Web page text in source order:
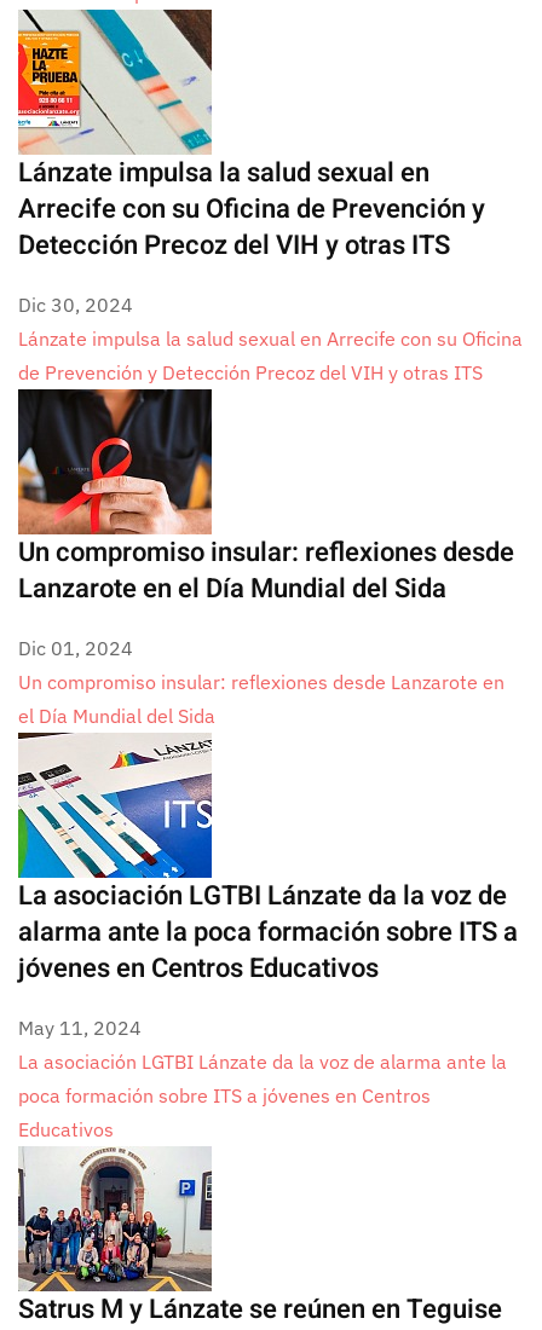
Lánzate impulsa la salud sexual en
Arrecife con su Oficina de Prevención y
Detección Precoz del VIH y otras ITS
Dic 30, 2024
Lánzate impulsa la salud sexual en Arrecife con su Oficina
de Prevención y Detección Precoz del VIH y otras ITS
Un compromiso insular: reflexiones desde
Lanzarote en el Día Mundial del Sida
Dic 01, 2024
Un compromiso insular: reflexiones desde Lanzarote en
el Día Mundial del Sida
La asociación LGTBI Lánzate da la voz de
alarma ante la poca formación sobre ITS a
jóvenes en Centros Educativos
May 11, 2024
La asociación LGTBI Lánzate da la voz de alarma ante la
poca formación sobre ITS a jóvenes en Centros
Educativos
Satrus M y Lánzate se reúnen en Teguise